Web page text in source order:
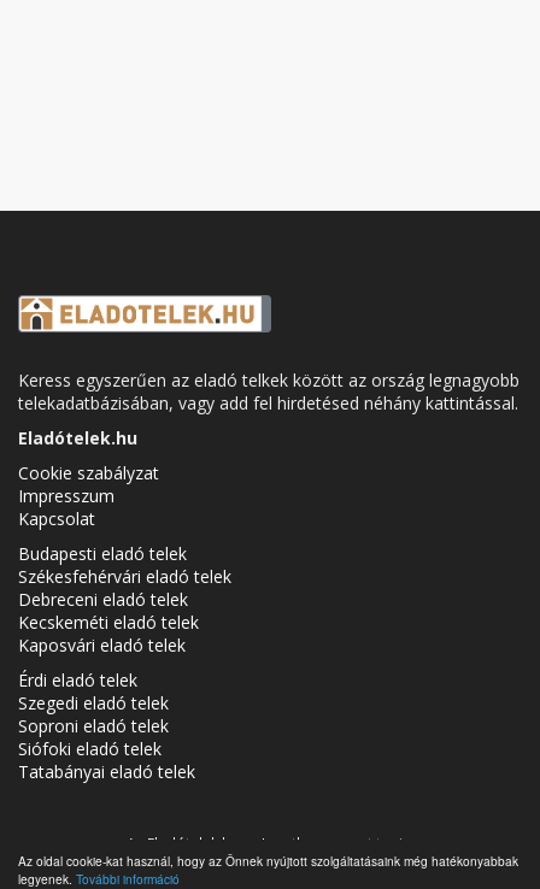
Az oldal cookie-kat használ, hogy az Önnek nyújtott szolgáltatásaink még hatékonyabbak
legyenek. További információ
Keress egyszerűen az eladó telkek között az ország legnagyobb
telekadatbázisában, vagy add fel hirdetésed néhány kattintással.
Eladótelek.hu
Cookie szabályzat
Impresszum
Kapcsolat
Budapesti eladó telek
Székesfehérvári eladó telek
Debreceni eladó telek
Kecskeméti eladó telek
Kaposvári eladó telek
Érdi eladó telek
Szegedi eladó telek
Soproni eladó telek
Siófoki eladó telek
Tatabányai eladó telek
Az Eladótelek.hu az Ingatlancsoport tagja.
Eladó telkek Magyarországon - Eladótelek.hu © 2026 Minden jog